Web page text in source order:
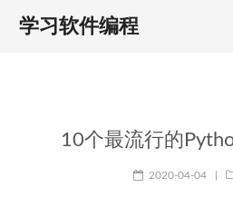
学习软件编程
10个最流行的
2020-04-04